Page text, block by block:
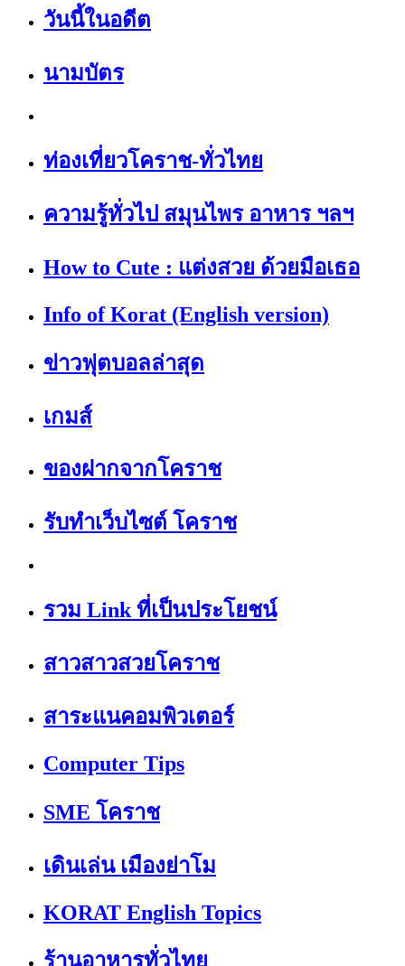
วันนี้ในอดีต
นามบัตร
ท่องเที่ยวโคราช-ทั่วไทย
ความรู้ทั่วไป สมุนไพร อาหาร ฯลฯ
How to Cute : แต่งสวย ด้วยมือเธอ
Info of Korat (English version)
ข่าวฟุตบอลล่าสุด
เกมส์
ของฝากจากโคราช
รับทำเว็บไซต์ โคราช
รวม Link ที่เป็นประโยชน์
สาวสาวสวยโคราช
สาระแนคอมพิวเตอร์
Computer Tips
SME โคราช
เดินเล่น เมืองย่าโม
KORAT English Topics
ร้านอาหารทั่วไทย